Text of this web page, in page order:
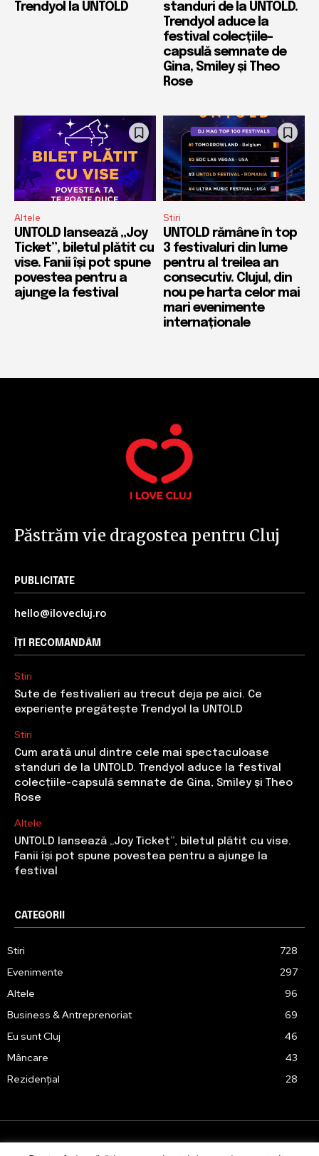
Trendyol la UNTOLD
standuri de la UNTOLD.
Trendyol aduce la
festival colecțiile-
capsulă semnate de
Gina, Smiley și Theo
Rose
Altele
UNTOLD lansează „Joy
Ticket”, biletul plătit cu
vise. Fanii își pot spune
povestea pentru a
ajunge la festival
Stiri
UNTOLD rămâne în top
3 festivaluri din lume
pentru al treilea an
consecutiv. Clujul, din
nou pe harta celor mai
mari evenimente
internaționale
Păstrăm vie dragostea pentru Cluj
PUBLICITATE
hello@ilovecluj.ro
ÎȚI RECOMANDĂM
Stiri
Sute de festivalieri au trecut deja pe aici. Ce
experiențe pregătește Trendyol la UNTOLD
Stiri
Cum arată unul dintre cele mai spectaculoase
standuri de la UNTOLD. Trendyol aduce la festival
colecțiile-capsulă semnate de Gina, Smiley și Theo
Rose
Altele
UNTOLD lansează „Joy Ticket”, biletul plătit cu vise.
Fanii își pot spune povestea pentru a ajunge la
festival
CATEGORII
Stiri
728
Evenimente
297
Altele
96
Business & Antreprenoriat
69
Eu sunt Cluj
46
Mâncare
43
Rezidențial
28